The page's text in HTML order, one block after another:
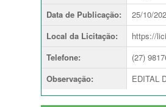
Data de Publicação:
25/10/
Local da Licitação:
https://
Telefone:
(27)
Observação: EDITAL